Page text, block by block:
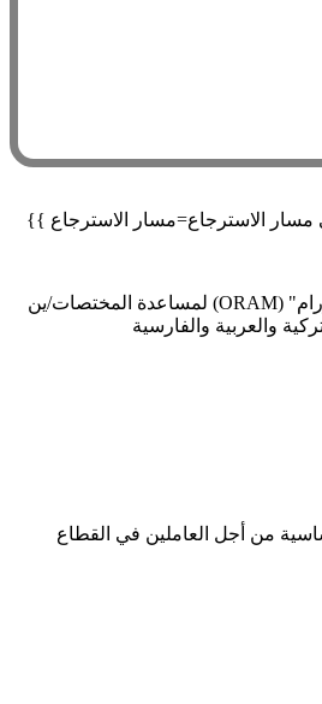
قاموس خماسي اللغة ودليل استخدام نشرته "منظمة أورام" (ORAM) لمساعدة المختصات/ين
والعربية والفارسية
من أجل العاملين في القطاع